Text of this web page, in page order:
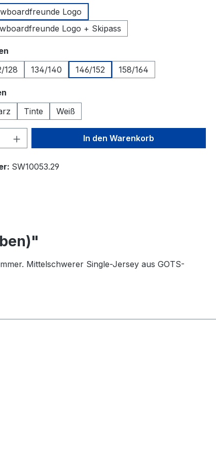
Logo
Logo + Skipass
128 134/140 146/152 158/164
Tinte Weiß
Gib den gewünschten Wert
In den Warenkorb
SW10053.29
Mittelschwerer Single-Jersey aus GOTS-